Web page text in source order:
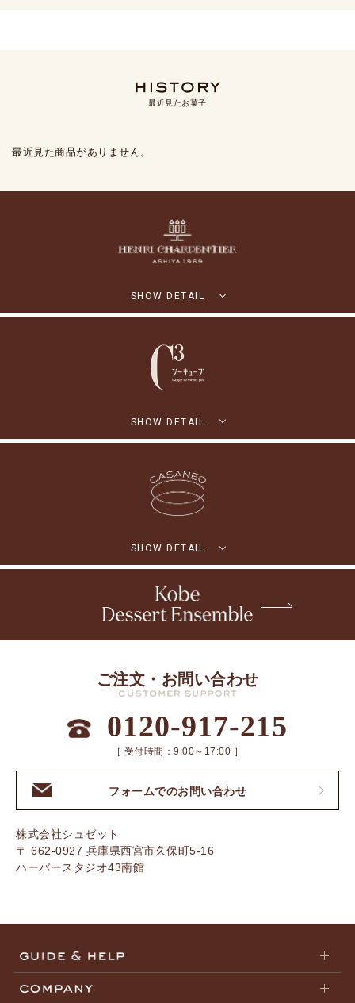
最近見たお菓子
最近見た商品がありません。
SHOW DETAIL
SHOW DETAIL
SHOW DETAIL
ご注文・お問い合わせ
0120-917-215
［ 受付時間：9:00～17:00 ］
フォームでのお問い合わせ
株式会社シュゼット
〒 662-0927 兵庫県西宮市久保町5-16
ハーバースタジオ43南館